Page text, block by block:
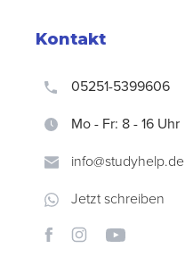
Kontakt
05251-5399606
Mo - Fr: 8 - 16 Uhr
info@studyhelp.de
Jetzt schreiben